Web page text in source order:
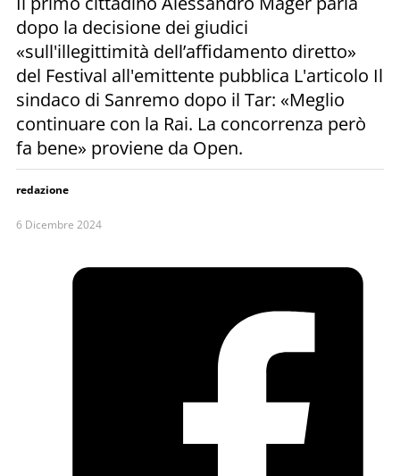
dopo la decisione dei giudici
«sull'illegittimità dell’affidamento diretto»
del Festival all'emittente pubblica L'articolo Il
sindaco di Sanremo dopo il Tar: «Meglio
continuare con la Rai. La concorrenza però
fa bene» proviene da Open.
redazione
6 Dicembre 2024